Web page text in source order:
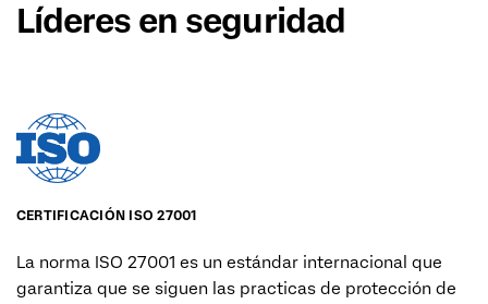
Líderes en seguridad
CERTIFICACIÓN ISO 27001
La norma ISO 27001 es un estándar internacional que
garantiza que se siguen las practicas de protección de